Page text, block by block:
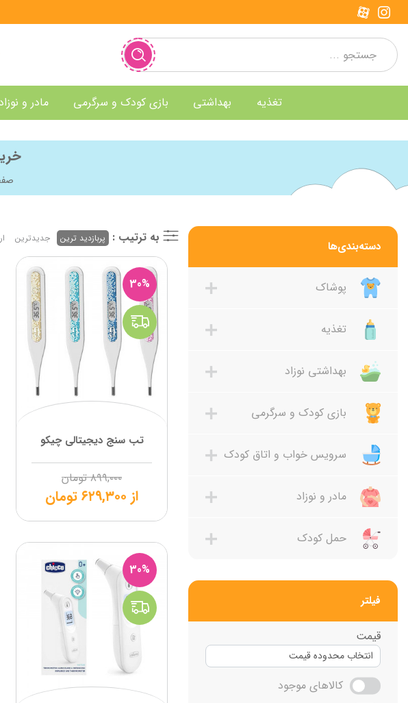
تغذیه بهداشتی بازی کودک و سرگرمی مادر و
دسته‌بندی‌ها
پوشاک
تغذیه
بهداشتی نوزاد
بازی کودک و سرگرمی
سرویس خواب و اتاق کودک
مادر و نوزاد
حمل کودک
فیلتر
قیمت
کالاهای موجود
به ترتیب : پربازدید ترین جدیدترین
30%
تب سنج دیجیتالی چیکو
۸۹۹,۰۰۰ تومان
از ۶۲۹,۳۰۰تومان
30%